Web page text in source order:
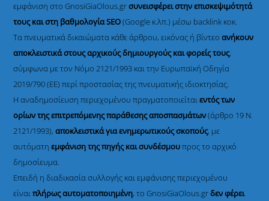
εμφάνιση στο GnosiGiaOlous.grσυνεισφέρει στην επισκεψιμότητά
τους και στη βαθμολογία SEO(Google κ.λπ.) μέσω backlink κοκ.
Τα πνευματικά δικαιώματα κάθε άρθρου, εικόνας ή βίντεοανήκουν
αποκλειστικά στους αρχικούς δημιουργούς και φορείς τους,
σύμφωνα με τον Νόμο 2121/1993 και την Ευρωπαϊκή Οδηγία
2019/790 (ΕΕ) περί προστασίας της πνευματικής ιδιοκτησίας.
Η αναδημοσίευση περιεχομένου πραγματοποιείταιεντός των
ορίων της επιτρεπόμενης παράθεσης αποσπασμάτων(άρθρο 19 Ν.
2121/1993), αποκλειστικά για ενημερωτικούς σκοπούς, με
αυτόματηεμφάνιση της πηγής και συνδέσμουπρος το αρχικό
δημοσίευμα.
Επειδή η διαδικασία συλλογής και εμφάνισης περιεχομένου
είναιπλήρως αυτοματοποιημένη, το GnosiGiaOlous.grδεν φέρει